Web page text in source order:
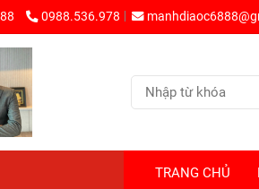
0988.536.978
TRANG CHỦ